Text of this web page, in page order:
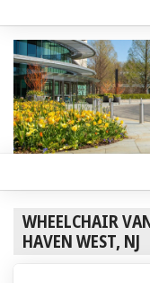
WHEELCHAIR
HAVEN WEST, NJ